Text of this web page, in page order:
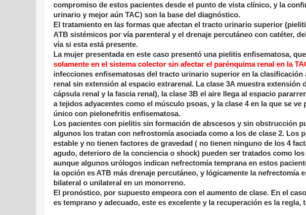
compromiso de estos pacientes desde el punto de vista clínico, y la
urinario y mejor aún TAC) son la base del diagnóstico.
El tratamiento en las formas que afectan el tracto urinario superior
ATB sistémicos por vía parenteral y el drenaje percutáneo con catéter,
vía si esta está presente.
La mujer presentada en este caso presentó una pielitis enfisematosa,
solamente en el sistema colector sin afectar el parénquima renal en la
infecciones enfisematosas del tracto urinario superior en la clasificación
renal sin extensión al espacio extrarenal. La clase 3A muestra
cápsula renal y la fascia renal), la clase 3B el aire llega al espacio
a tejidos adyacentes como el músculo psoas, y la clase 4 en la que se
único con pielonefritis enfisematosa.
Los pacientes con pielitis sin formación de abscesos y sin obstrucción
algunos los tratan con nefrostomía asociada como a los de clase 2. Los
estable y no tienen factores de gravedad ( no tienen ninguno de los 4
agudo, deterioro de la conciencia o shock) pueden ser tratados como
aunque algunos urólogos indican nefrectomía temprana en estos
la opción es ATB más drenaje percutáneo, y lógicamente la
bilateral o unilateral en un monorreno.
El pronóstico, por supuesto empeora con el aumento de clase. En el
es temprano y adecuado, este es excelente y la recuperación es la regla,